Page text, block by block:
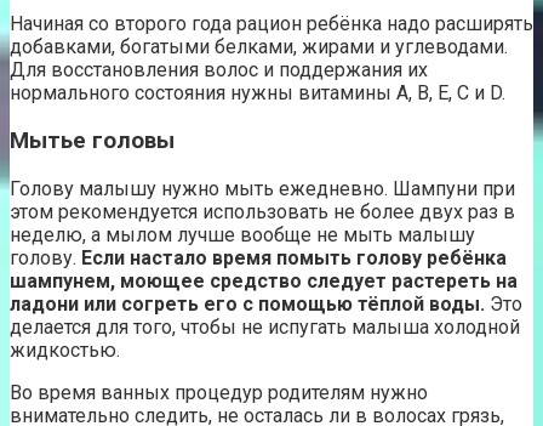
Начиная со второго года рацион ребёнка надо расширять
добавками, богатыми белками, жирами и углеводами.
Для восстановления волос и поддержания их
нормального состояния нужны витамины А, В, E, С и D.
Мытье головы
Голову малышу нужно мыть ежедневно. Шампуни при
этом рекомендуется использовать не более двух раз в
неделю, а мылом лучше вообще не мыть малышу
голову. Если настало время помыть голову ребёнка
шампунем, моющее средство следует растереть на
ладони или согреть его с помощью тёплой воды. Это
делается для того, чтобы не испугать малыша холодной
жидкостью.
Во время ванных процедур родителям нужно
внимательно следить, не осталась ли в волосах грязь,